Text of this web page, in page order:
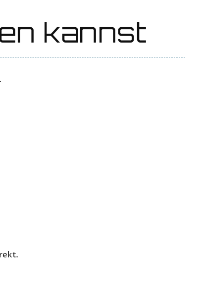
kannst